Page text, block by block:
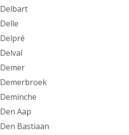
Delbart
Delle
Delpré
Delval
Demer
Demerbroek
Deminche
Den Aap
Den Bastiaan